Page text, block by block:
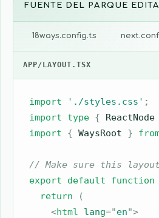
FUENTE DEL PARQUE
18ways.config.ts
APP/LAYOUT.TSX
import './styles.css' ;
import
type { ReactNode
import
{ WaysRoot }
// Make sure this layout
export
default function
return
(
<html lang="en">